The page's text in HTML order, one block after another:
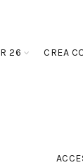
26 CREA